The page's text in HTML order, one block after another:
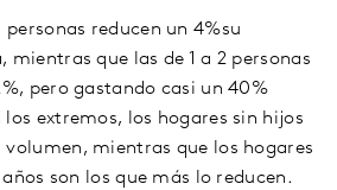
reducen un 4%su
mientras que las de 1 a 2 personas
pero gastando casi un 40%
los extremos, los hogares sin hijos
mientras que los hogares
son los que más lo reducen.